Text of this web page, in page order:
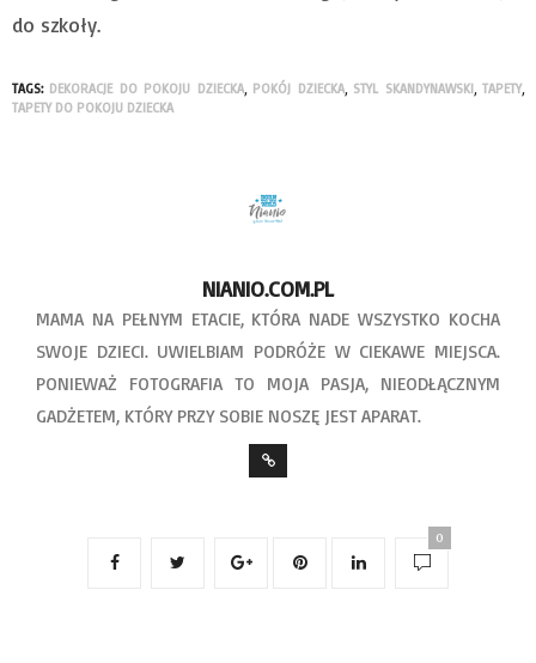
do szkoły.
TAGS: DEKORACJE DO POKOJU DZIECKA, POKÓJ DZIECKA, STYL SKANDYNAWSKI,TAPETY,
TAPETY DO POKOJU DZIECKA
NIANIO.COM.PL
MAMA NA PEŁNYM ETACIE, KTÓRA NADE WSZYSTKO KOCHA
SWOJE DZIECI. UWIELBIAM PODRÓŻE W CIEKAWE MIEJSCA.
PONIEWAŻ FOTOGRAFIA TO MOJA PASJA, NIEODŁĄCZNYM
GADŻETEM, KTÓRY PRZY SOBIE NOSZĘ JEST APARAT.
0